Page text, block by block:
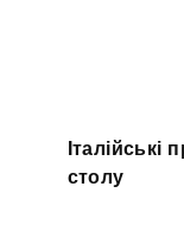
Італійські
столу